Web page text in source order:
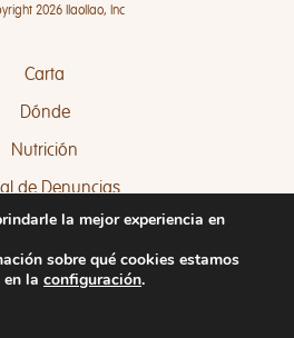
2026 llaollao, Inc
Carta
Dónde
Nutrición
de Denuncias
y Sugerencias
la mejor experiencia en
sobre qué cookies estamos
la configuración.